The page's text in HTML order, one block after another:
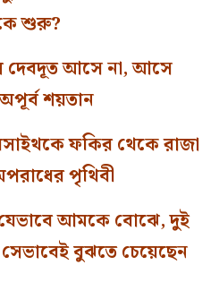
শুরু?
দেবদূত আসে না, আসে
শয়তান
ফকির থেকে রাজা
পৃথিবী
আমকে বোঝে, দুই
বুঝতে চেয়েছেন